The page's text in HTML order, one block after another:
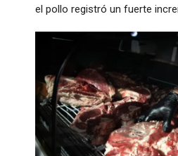
el pollo registró un fuerte